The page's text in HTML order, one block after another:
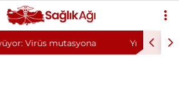
6 ayında 10 bini aşkın hasta hiperbarik
tedavisinden yararlandı